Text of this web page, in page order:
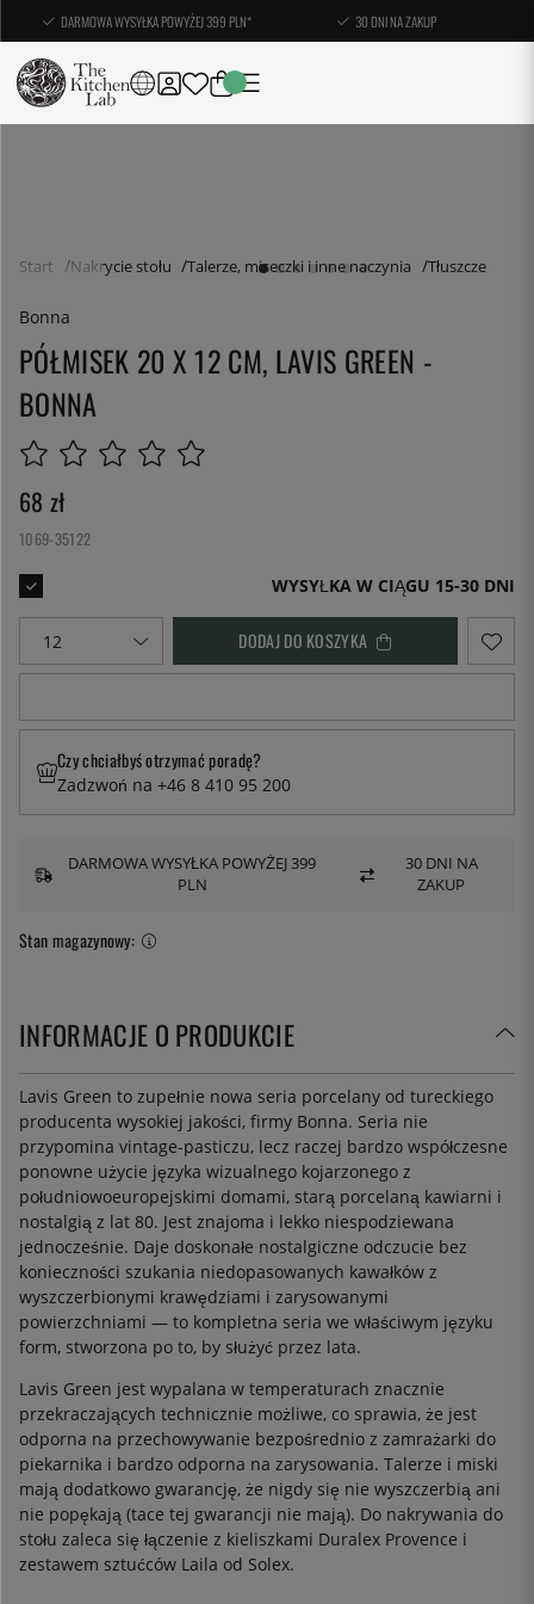
DARMOWA WYSYŁKA POWYŻEJ 399 PLN* 30 DNI NA ZAKUP
Start Nakrycie stołu Talerze, miseczki i inne naczynia Tłuszcze
Bonna
PÓŁMISEK 20 X 12 CM, LAVIS GREEN -
BONNA
68 zł
1069-35122
WYSYŁKA W CIĄGU 15-30 DNI
DODAJ DO KOSZYKA
Stan magazynowy:
Czy chciałbyś otrzymać poradę?
Zadzwoń na +46 8 410 95 200
DARMOWA WYSYŁKA POWYŻEJ 399
PLN
30 DNI NA
ZAKUP
INFORMACJE O PRODUKCIE
Lavis Green to zupełnie nowa seria porcelany od tureckiego
producenta wysokiej jakości, firmy Bonna. Seria nie
przypomina vintage-pasticzu, lecz raczej bardzo współczesne
ponowne użycie języka wizualnego kojarzonego z
południowoeuropejskimi domami, starą porcelaną kawiarni i
nostalgią z lat 80. Jest znajoma i lekko niespodziewana
jednocześnie. Daje doskonałe nostalgiczne odczucie bez
konieczności szukania niedopasowanych kawałków z
wyszczerbionymi krawędziami i zarysowanymi
powierzchniami — to kompletna seria we właściwym języku
form, stworzona po to, by służyć przez lata.
Lavis Green jest wypalana w temperaturach znacznie
przekraczających technicznie możliwe, co sprawia, że jest
odporna na przechowywanie bezpośrednio z zamrażarki do
piekarnika i bardzo odporna na zarysowania. Talerze i miski
mają dodatkowo gwarancję, że nigdy się nie wyszczerbią ani
nie popękają (tace tej gwarancji nie mają). Do nakrywania do
stołu zaleca się łączenie z kieliszkami Duralex Provence i
zestawem sztućców Laila od Solex.